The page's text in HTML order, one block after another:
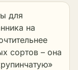
для
на
сортов – она